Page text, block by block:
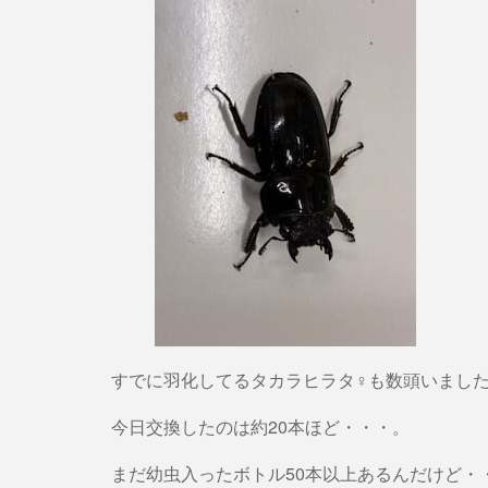
すでに羽化してるタカラヒラタ♀も数頭いました
今日交換したのは約20本ほど・・・。
まだ幼虫入ったボトル50本以上あるんだけど・